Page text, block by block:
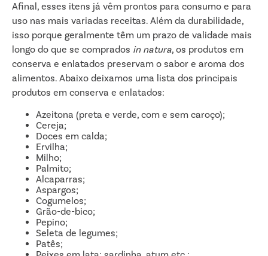
Afinal, esses itens já vêm prontos para consumo e para
uso nas mais variadas receitas. Além da durabilidade,
isso porque geralmente têm um prazo de validade mais
longo do que se comprados in natura, os produtos em
conserva e enlatados preservam o sabor e aroma dos
alimentos. Abaixo deixamos uma lista dos principais
produtos em conserva e enlatados:
Azeitona (preta e verde, com e sem caroço);
Cereja;
Doces em calda;
Ervilha;
Milho;
Palmito;
Alcaparras;
Aspargos;
Cogumelos;
Grão-de-bico;
Pepino;
Seleta de legumes;
Patês;